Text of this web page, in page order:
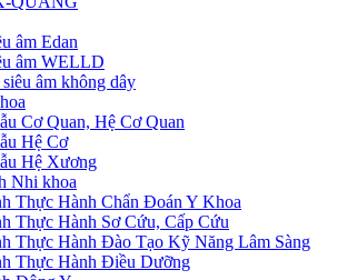
âm Edan
âm WELLD
âm không dây
Cơ Quan, Hệ Cơ Quan
Hệ Cơ
Hệ Xương
Nhi khoa
Thực Hành Chẩn Đoán Y Khoa
Thực Hành Sơ Cứu, Cấp Cứu
Thực Hành Đào Tạo Kỹ Năng Lâm Sàng
Thực Hành Điều Dưỡng